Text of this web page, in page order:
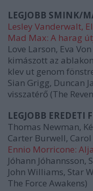
LEGJOBB SMINK/
Lesley Vanderwalt,
Mad Max: A harag
Love Larson, Eva
kimászott az
klev ut genom
Sian Grigg, Duncan
visszatérő (The
LEGJOBB EREDETI
Thomas Newman,
Carter Burwell, Carol
Ennio Morricone:
Jóhann Jóhannsson,
John Williams, Star
The Force Awakens)